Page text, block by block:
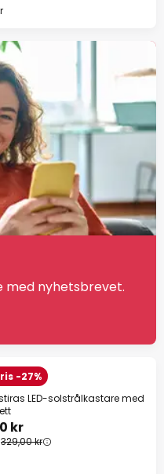
med nyhetsbrevet.
-27%
LED-solstrålkastare med
kr
329,00 kr